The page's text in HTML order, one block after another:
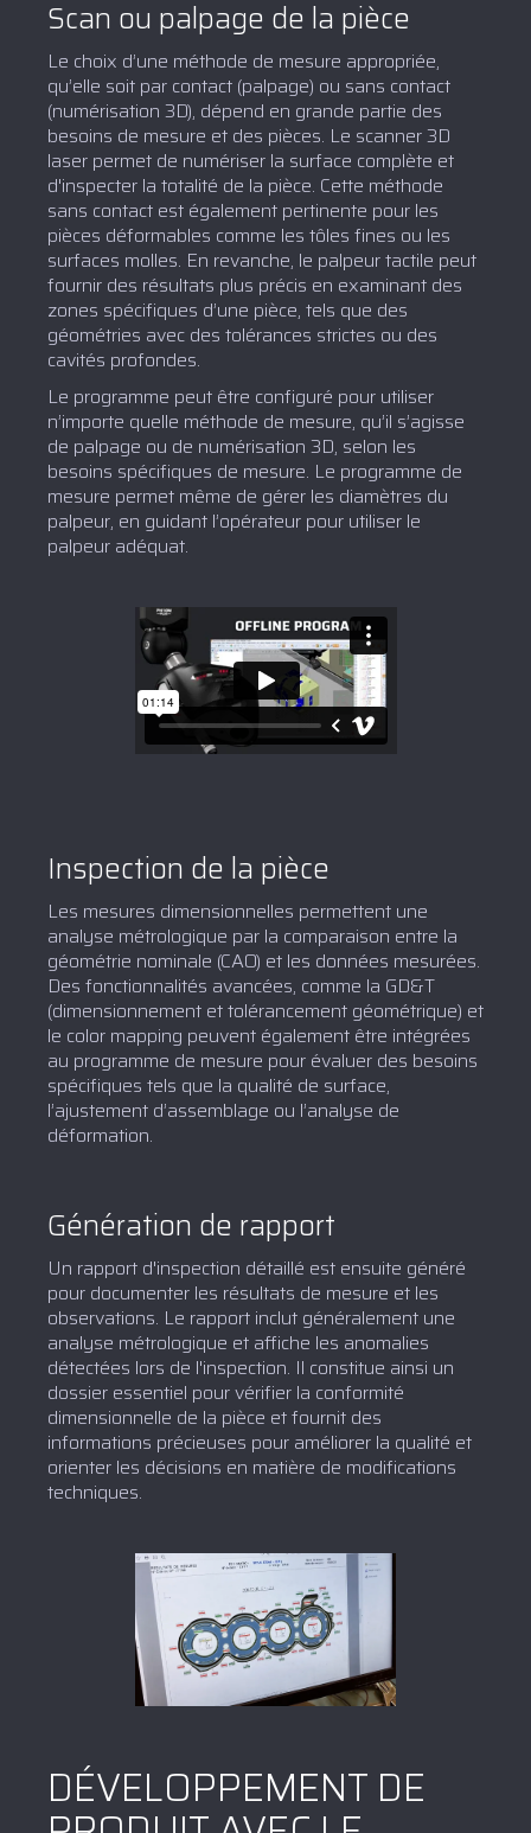
Scan ou palpage de la pièce
Le choix d’une méthode de mesure appropriée,
qu’elle soit par contact (palpage) ou sans contact
(numérisation 3D), dépend en grande partie des
besoins de mesure et des pièces. Le scanner 3D
laser permet de numériser la surface complète et
d'inspecter la totalité de la pièce. Cette méthode
sans contact est également pertinente pour les
pièces déformables comme les tôles fines ou les
surfaces molles. En revanche, le palpeur tactile peut
fournir des résultats plus précis en examinant des
zones spécifiques d’une pièce, tels que des
géométries avec des tolérances strictes ou des
cavités profondes.
Le programme peut être configuré pour utiliser
n’importe quelle méthode de mesure, qu’il s’agisse
de palpage ou de numérisation 3D, selon les
besoins spécifiques de mesure. Le programme de
mesure permet même de gérer les diamètres du
palpeur, en guidant l’opérateur pour utiliser le
palpeur adéquat.
Inspection de la pièce
Les mesures dimensionnelles permettent une
analyse métrologique par la comparaison entre la
géométrie nominale (CAO) et les données mesurées.
Des fonctionnalités avancées, comme la GD&T
(dimensionnement et tolérancement géométrique) et
le color mapping peuvent également être intégrées
au programme de mesure pour évaluer des besoins
spécifiques tels que la qualité de surface,
l’ajustement d’assemblage ou l’analyse de
déformation.
Génération de rapport
Un rapport d'inspection détaillé est ensuite généré
pour documenter les résultats de mesure et les
observations. Le rapport inclut généralement une
analyse métrologique et affiche les anomalies
détectées lors de l'inspection. Il constitue ainsi un
dossier essentiel pour vérifier la conformité
dimensionnelle de la pièce et fournit des
informations précieuses pour améliorer la qualité et
orienter les décisions en matière de modifications
techniques.
DÉVELOPPEMENT DE